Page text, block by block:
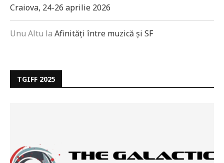
Craiova, 24-26 aprilie 2026
Unu Altu la Afinități între muzică și SF
TGIFF 2025